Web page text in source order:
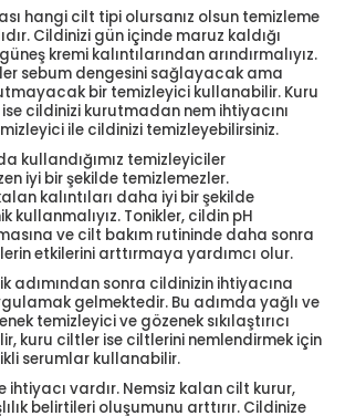
hangi cilt tipi olursanız olsun temizleme
Cildinizi gün içinde maruz kaldığı
kremi kalıntılarından arındırmalıyız.
sebum dengesini sağlayacak ama
bir temizleyici kullanabilir. Kuru
cildinizi kurutmadan nem ihtiyacını
ile cildinizi temizleyebilirsiniz.
kullandığımız temizleyiciler
iyi bir şekilde temizlemezler.
kalıntıları daha iyi bir şekilde
kullanmalıyız. Tonikler, cildin pH
ve cilt bakım rutininde daha sonra
etkilerini arttırmaya yardımcı olur.
adımından sonra cildinizin ihtiyacına
gelmektedir. Bu adımda yağlı ve
temizleyici ve gözenek sıkılaştırıcı
kuru ciltler ise ciltlerini nemlendirmek için
serumlar kullanabilir.
ihtiyacı vardır. Nemsiz kalan cilt kurur,
belirtileri oluşumunu arttırır. Cildinize